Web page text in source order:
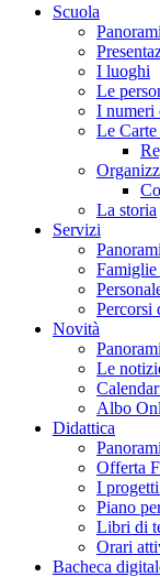
Scuola
I luoghi
Le
I numeri
Le Carte
La storia
Servizi
Famiglie
Percorsi
Novità
Le
Albo
Didattica
Offerta
I
Piano
Libri di
Orari
Bacheca